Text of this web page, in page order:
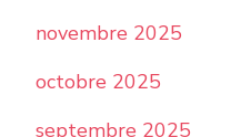
novembre 2025
octobre 2025
septembre 2025